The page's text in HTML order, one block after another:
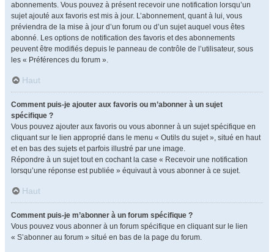
abonnements. Vous pouvez à présent recevoir une notification lorsqu’un
sujet ajouté aux favoris est mis à jour. L’abonnement, quant à lui, vous
préviendra de la mise à jour d’un forum ou d’un sujet auquel vous êtes
abonné. Les options de notification des favoris et des abonnements
peuvent être modifiés depuis le panneau de contrôle de l’utilisateur, sous
les « Préférences du forum ».
Haut
Comment puis-je ajouter aux favoris ou m’abonner à un sujet
spécifique ?
Vous pouvez ajouter aux favoris ou vous abonner à un sujet spécifique en
cliquant sur le lien approprié dans le menu « Outils du sujet », situé en haut
et en bas des sujets et parfois illustré par une image.
Répondre à un sujet tout en cochant la case « Recevoir une notification
lorsqu’une réponse est publiée » équivaut à vous abonner à ce sujet.
Haut
Comment puis-je m’abonner à un forum spécifique ?
Vous pouvez vous abonner à un forum spécifique en cliquant sur le lien
« S’abonner au forum » situé en bas de la page du forum.